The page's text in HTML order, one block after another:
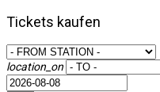
Tickets kaufen
location_on